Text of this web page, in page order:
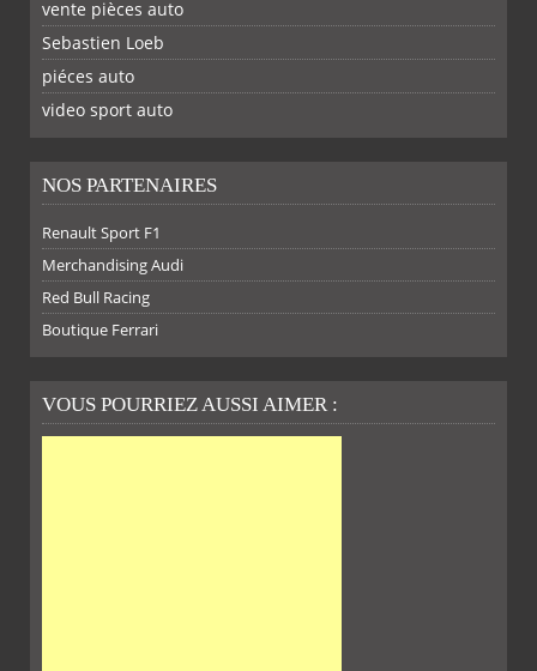
SUR SUR SUR SUR
FACEBOOKTWITTER
vente pièces auto
Sebastien Loeb
piéces auto
video sport auto
NOS PARTENAIRES
Renault Sport F1
Merchandising Audi
Red Bull Racing
Boutique Ferrari
VOUS POURRIEZ AUSSI AIMER :